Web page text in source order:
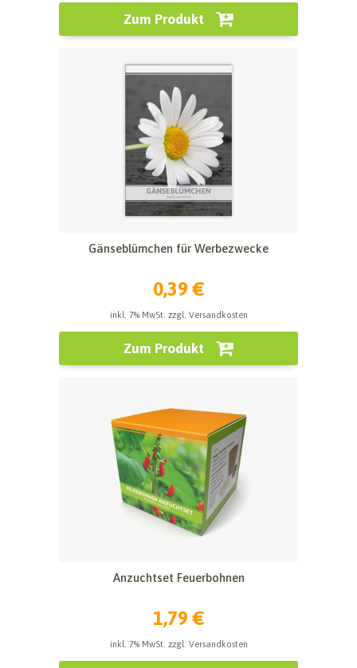
Zum Produkt
Gänseblümchen für Werbezwecke
0,39 €
inkl. 7% MwSt. zzgl. Versandkosten
Zum Produkt
Anzuchtset Feuerbohnen
1,79 €
inkl. 7% MwSt. zzgl. Versandkosten